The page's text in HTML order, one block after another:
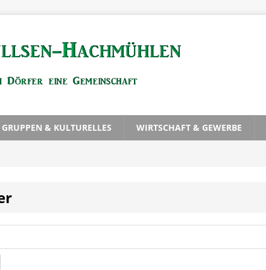
& KULTURELLES WIRTSCHAFT & GEWERBE